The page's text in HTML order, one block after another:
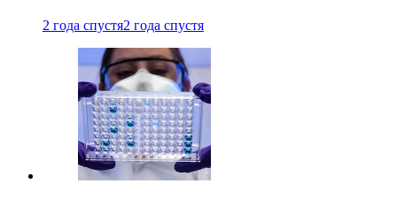
2 года спустя2 года спустя